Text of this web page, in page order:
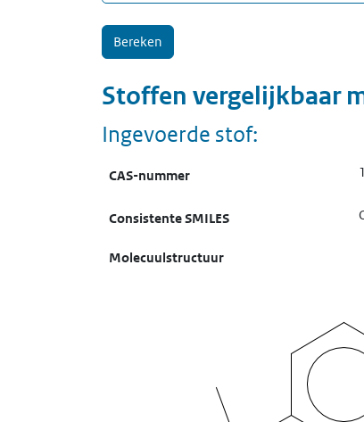
Stoffen vergelijkbaar
Ingevoerde stof:
CAS-nummer
Consistente SMILES
Molecuulstructuur